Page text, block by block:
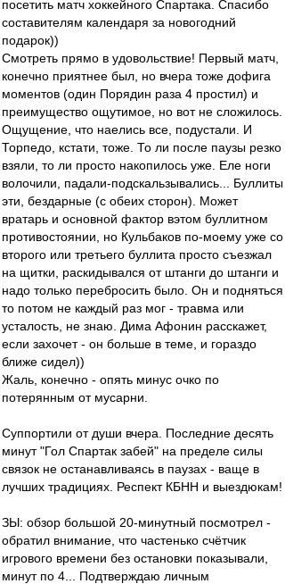
посетить матч хоккейного Спартака. Спасибо
составителям календаря за новогодний
подарок))
Смотреть прямо в удовольствие! Первый матч,
конечно приятнее был, но вчера тоже дофига
моментов (один Порядин раза 4 простил) и
преимущество ощутимое, но вот не сложилось.
Ощущение, что наелись все, подустали. И
Торпедо, кстати, тоже. То ли после паузы резко
взяли, то ли просто накопилось уже. Еле ноги
волочили, падали-подскальзывались... Буллиты
эти, бездарные (с обеих сторон). Может
вратарь и основной фактор вэтом буллитном
противостоянии, но Кульбаков по-моему уже со
второго или третьего буллита просто съезжал
на щитки, раскидывался от штанги до штанги и
надо только перебросить было. Он и подняться
то потом не каждый раз мог - травма или
усталость, не знаю. Дима Афонин расскажет,
если захочет - он больше в теме, и гораздо
ближе сидел))
Жаль, конечно - опять минус очко по
потерянным от мусарни.
Суппортили от души вчера. Последние десять
минут "Гол Спартак забей" на пределе силы
связок не останавливаясь в паузах - ваще в
лучших традициях. Респект КБНН и выездюкам!
ЗЫ: обзор большой 20-минутный посмотрел -
обратил внимание, что частенько счётчик
игрового времени без остановки показывали,
минут по 4... Подтверждаю личным